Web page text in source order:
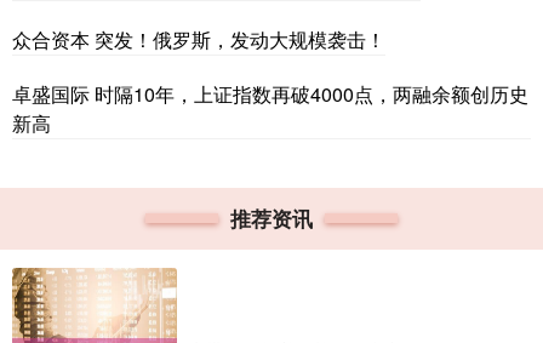
众合资本 突发！俄罗斯，发动大规模袭击！
卓盛国际 时隔10年，上证指数再破4000点，两融余额创历史
新高
推荐资讯